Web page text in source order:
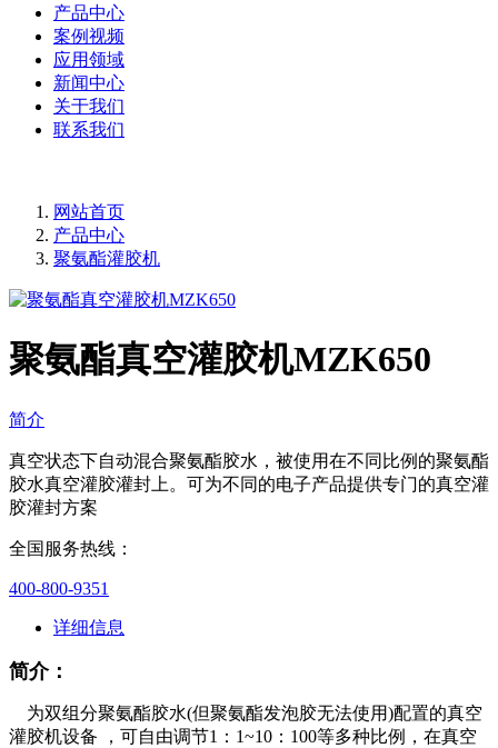
产品中心
案例视频
应用领域
新闻中心
关于我们
联系我们
网站首页
产品中心
聚氨酯灌胶机
聚氨酯真空灌胶机MZK650
简介
真空状态下自动混合聚氨酯胶水，被使用在不同比例的聚氨酯
胶水真空灌胶灌封上。可为不同的电子产品提供专门的真空灌
胶灌封方案
全国服务热线：
400-800-9351
详细信息
简介：
为双组分聚氨酯胶水(但聚氨酯发泡胶无法使用)配置的真空
灌胶机设备 ，可自由调节1：1~10：100等多种比例，在真空